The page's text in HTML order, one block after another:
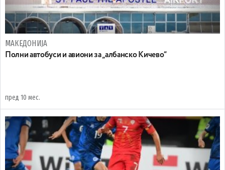
МАКЕДОНИЈА
Полни автобуси и авиони за „албанско Кичево“
пред 10 мес.